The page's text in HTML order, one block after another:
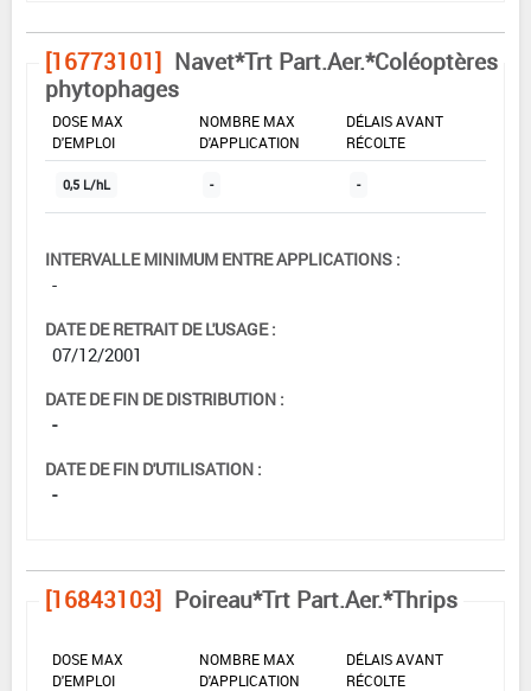
[16773101] Navet*Trt Part.Aer.*Coléoptères
phytophages
DOSE MAX
D'EMPLOI
NOMBRE MAX
D'APPLICATION
DÉLAIS AVANT
RÉCOLTE
0,5 L/hL - -
INTERVALLE MINIMUM ENTRE APPLICATIONS :
-
DATE DE RETRAIT DE L'USAGE :
07/12/2001
DATE DE FIN DE DISTRIBUTION :
-
DATE DE FIN D'UTILISATION :
-
[16843103] Poireau*Trt Part.Aer.*Thrips
DOSE MAX
D'EMPLOI
NOMBRE MAX
D'APPLICATION
DÉLAIS AVANT
RÉCOLTE